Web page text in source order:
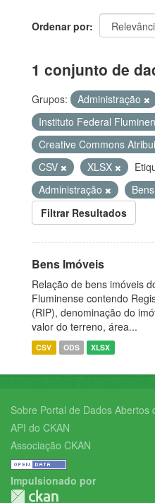
Ordenar por
1 conjunto de
Grupos: Administração
Instituto Federal
Creative Commons
CSV
XLSX
Administração
Filtrar Resultados
Bens Imóveis
Relação de bens imóveis
Fluminense contendo
(RIP), denominação do
valor do terreno, área...
CSV ODS XLSX
Sobre Portal de Dados Abertos
API do CKAN
Associação CKAN
Impulsionado por